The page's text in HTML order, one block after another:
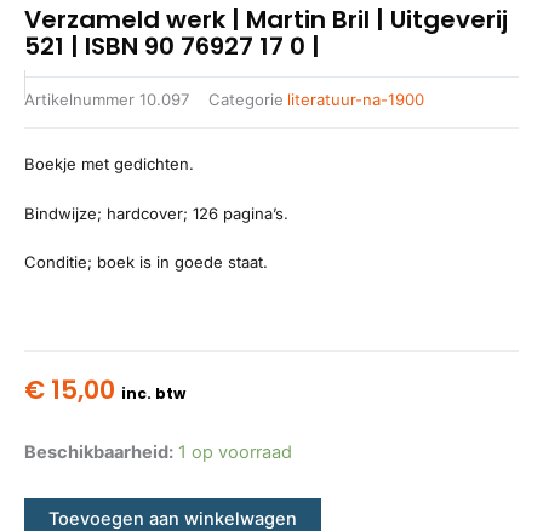
Verzameld werk | Martin Bril | Uitgeverij
521 | ISBN 90 76927 17 0 |
Artikelnummer 10.097 Categorie literatuur-na-1900
Boekje met gedichten.
Bindwijze; hardcover; 126 pagina’s.
Conditie; boek is in goede staat.
€ 15,00 inc. btw
Beschikbaarheid: 1 op voorraad
Toevoegen aan winkelwagen